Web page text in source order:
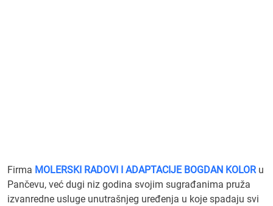
Firma MOLERSKI RADOVI I ADAPTACIJE BOGDAN KOLORu
Pančevu, već dugi niz godina svojim sugrađanima pruža
izvanredne usluge unutrašnjeg uređenja u koje spadaju svi